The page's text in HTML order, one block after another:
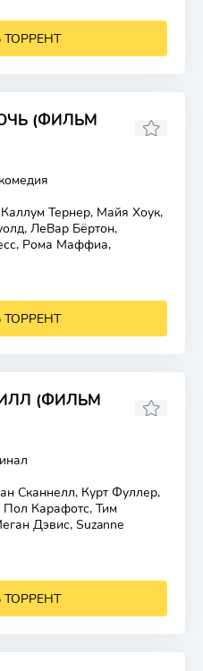
ТОРРЕНТ
(ФИЛЬМ
Тернер, Майя Хоук,
ЛеВар Бёртон,
Рома Маффиа,
ТОРРЕНТ
(ФИЛЬМ
Сканнелл, Курт Фуллер,
Карафотс, Тим
Дэвис, Suzanne
ТОРРЕНТ